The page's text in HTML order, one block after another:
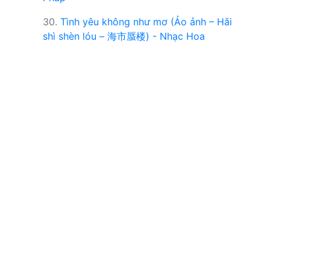
30. Tình yêu không như mơ (Ảo ảnh – Hǎi
shì shèn lóu – 海市蜃楼) - Nhạc Hoa